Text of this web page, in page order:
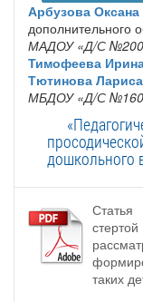
Арбузова
дополнительного
МАДОУ «Д/С
Тимофеева
Тютинова
МБДОУ «Д/С
дошкольного
таких